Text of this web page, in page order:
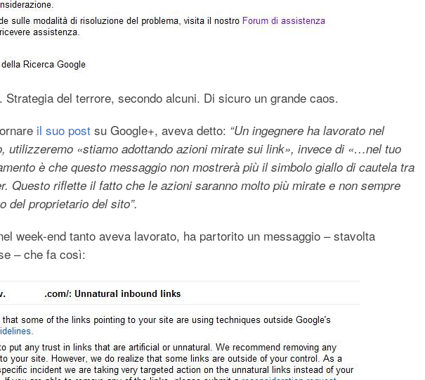
Strategia del terrore, secondo alcuni. Di sicuro un grande caos.
il suo post su Google+, aveva detto: “Un ingegnere ha lavorato nel
utilizzeremo «stiamo adottando azioni mirate sui link», invece di «…nel tuo
è che questo messaggio non mostrerà più il simbolo giallo di cautela tra
Questo riflette il fatto che le azioni saranno molto più mirate e non sempre
del proprietario del sito”.
week-end tanto aveva lavorato, ha partorito un messaggio – stavolta
– che fa così: